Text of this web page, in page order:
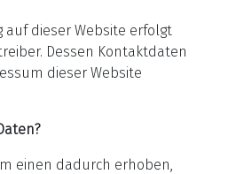
auf dieser Website erfolgt
Dessen Kontaktdaten
dieser Website
einen dadurch erhoben,